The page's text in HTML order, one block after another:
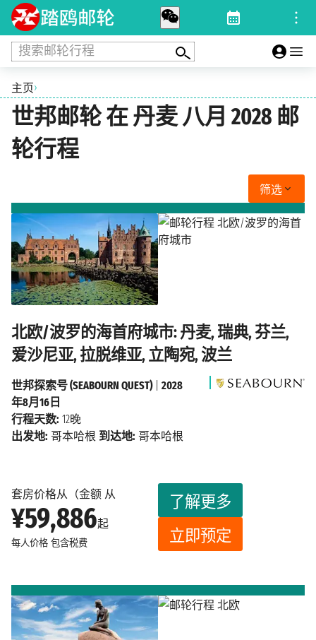
搜索邮轮行程
主页›
世邦邮轮 在 丹麦 八月 2028 邮
轮行程
筛选
北欧/波罗的海首府城市: 丹麦, 瑞典, 芬兰,
爱沙尼亚, 拉脱维亚, 立陶宛, 波兰
套房价格从（金额 从
¥59,886起
每人价格 包含税费
了解更多
立即预定
世邦探索号 (SEABOURN QUEST)| 2028
年8月16日
行程天数: 12晚
出发地: 哥本哈根 到达地: 哥本哈根